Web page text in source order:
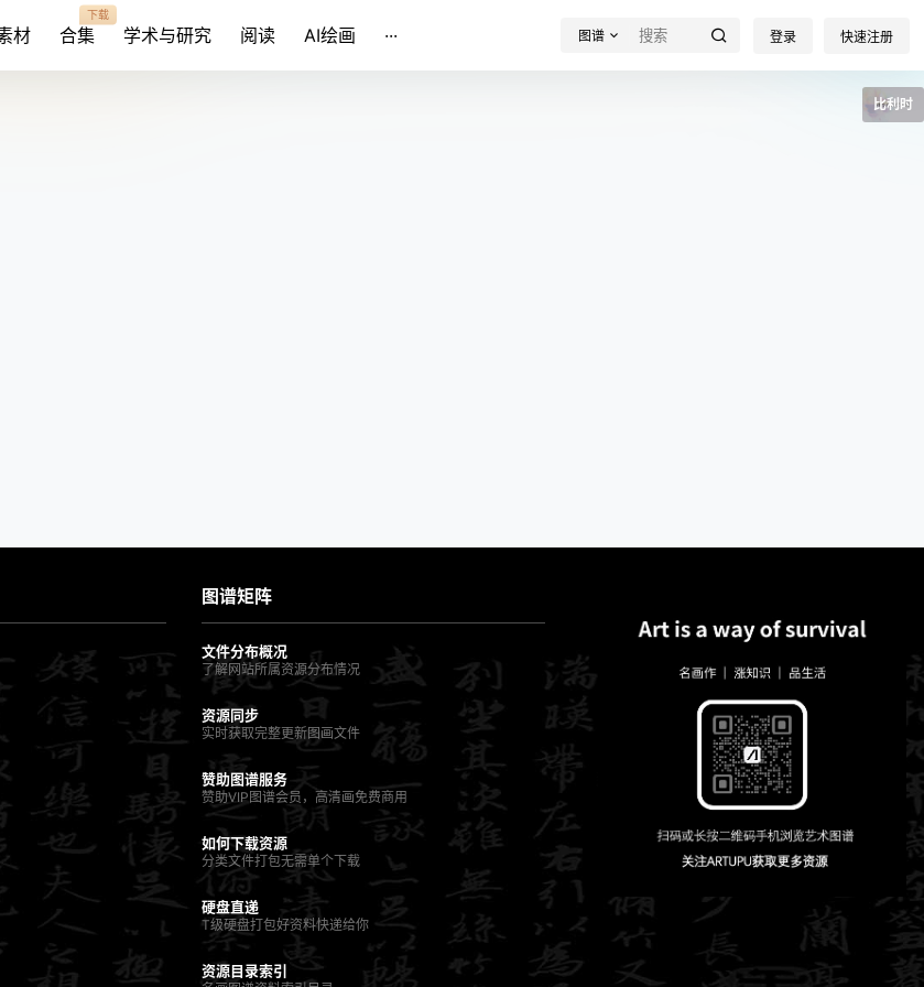
材 合集
下载
学术与研究 阅读 AI绘画 ··· 图谱 登录 快速注册
比利时
图谱矩阵
文件分布概况
了解网站所属资源分布情况
资源同步
实时获取完整更新图画文件
赞助图谱服务
赞助VIP图谱会员，高清画免费商用
如何下载资源
分类文件打包无需单个下载
硬盘直递
T级硬盘打包好资料快递给你
资源目录索引